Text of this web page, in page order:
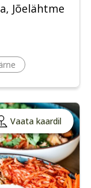
Jõelähtme
Vaata kaardil